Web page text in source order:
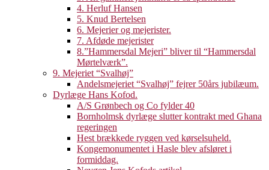
4. Herluf Hansen
5. Knud Bertelsen
6. Mejerier og mejerister.
7. Afdøde mejerister
8.”Hammersdal Mejeri” bliver til “Hammersdal
Mørtelværk”.
9. Mejeriet “Svalhøj”
Andelsmejeriet “Svalhøj” fejrer 50års jubilæum.
Dyrlæge Hans Kofod.
A/S Grønbech og Co fylder 40
Bornholmsk dyrlæge slutter kontrakt med Ghana
regeringen
Hest brækkede ryggen ved kørselsuheld.
Kongemonumentet i Hasle blev afsløret i
formiddag.